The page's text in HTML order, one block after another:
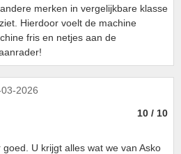
merken in vergelijkbare klasse
Hierdoor voelt de machine
fris en netjes aan de
2026
10 / 10
U krijgt alles wat we van Asko